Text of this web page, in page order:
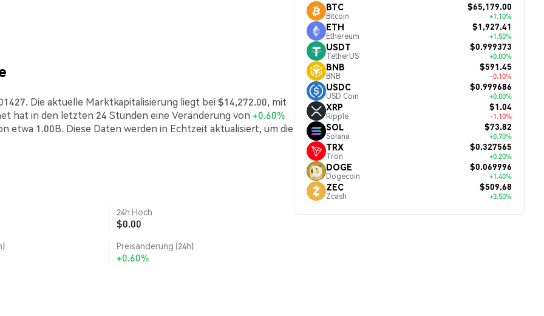
Die aktuelle Marktkapitalisierung liegt bei $14,272.00, mit
hat in den letzten 24 Stunden eine Veränderung von +0.60%
1.00B. Diese Daten werden in Echtzeit aktualisiert, um die
24h Hoch
$0.00
Preisänderung (24h)
+0.60%
BTC
Bitcoin
$65,179.00
+1.10%
ETH
Ethereum
$1,927.41
+1.50%
USDT
TetherUS
$0.999373
+0.00%
BNB
BNB
$591.45
-0.10%
USDC
USD Coin
$0.999686
+0.00%
XRP
Ripple
$1.04
-1.10%
SOL
Solana
$73.82
+0.70%
TRX
Tron
$0.327565
+0.20%
DOGE
Dogecoin
$0.069996
+1.40%
ZEC
Zcash
$509.68
+3.50%